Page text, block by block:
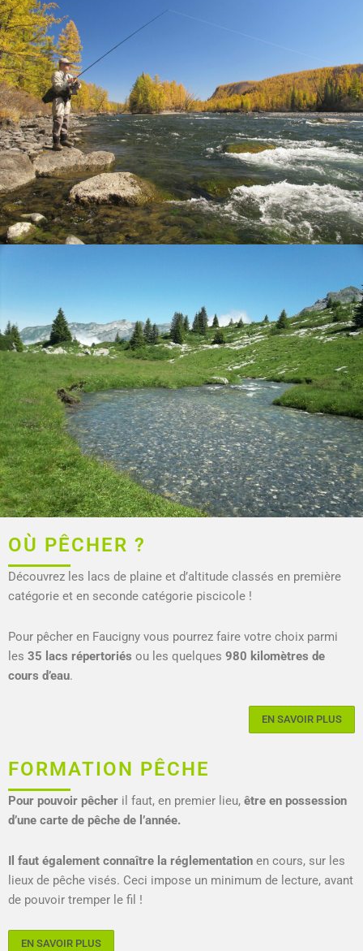
OÙ PÊCHER ?
Découvrez les lacs de plaine et d’altitude classés en première
catégorie et en seconde catégorie piscicole !
Pour pêcher en Faucigny vous pourrez faire votre choix parmi
les 35 lacs répertoriés ou les quelques 980 kilomètres de
cours d’eau.
EN SAVOIR PLUS
FORMATION PÊCHE
Pour pouvoir pêcher il faut, en premier lieu, être en possession
d’une carte de pêche de l’année.
Il faut également connaître la réglementation en cours, sur les
lieux de pêche visés. Ceci impose un minimum de lecture, avant
de pouvoir tremper le fil !
EN SAVOIR PLUS